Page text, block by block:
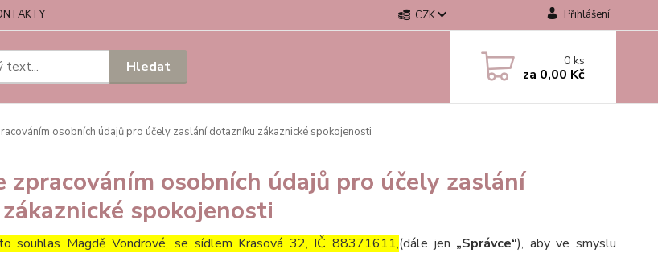
CZK Přihlášení
Hledat 0ks
za 0,00 Kč
osobních údajů pro účely zaslání dotazníku zákaznické spokojenosti
zpracováním osobních údajů pro účely zaslání
spokojenosti
souhlas Magdě Vondrové, se sídlem Krasová 32, IČ 88371611,(dále jen „Správce“), aby ve smyslu